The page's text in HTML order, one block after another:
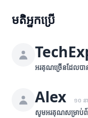
មតិអ្នកប្រើ
អរគុណច្រើនដែលបា
Alex ១០ ន
សូមអរគុណសម្រាប់ព័